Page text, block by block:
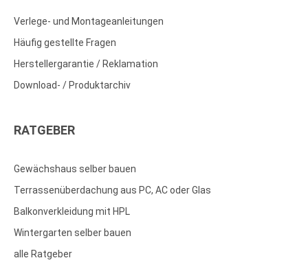
Verlege- und Montageanleitungen
Häufig gestellte Fragen
Herstellergarantie / Reklamation
Download- / Produktarchiv
RATGEBER
Gewächshaus selber bauen
Terrassenüberdachung aus PC, AC oder Glas
Balkonverkleidung mit HPL
Wintergarten selber bauen
alle Ratgeber